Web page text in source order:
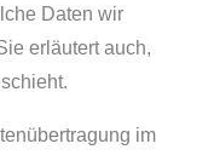
Daten wir
erläutert auch,
im